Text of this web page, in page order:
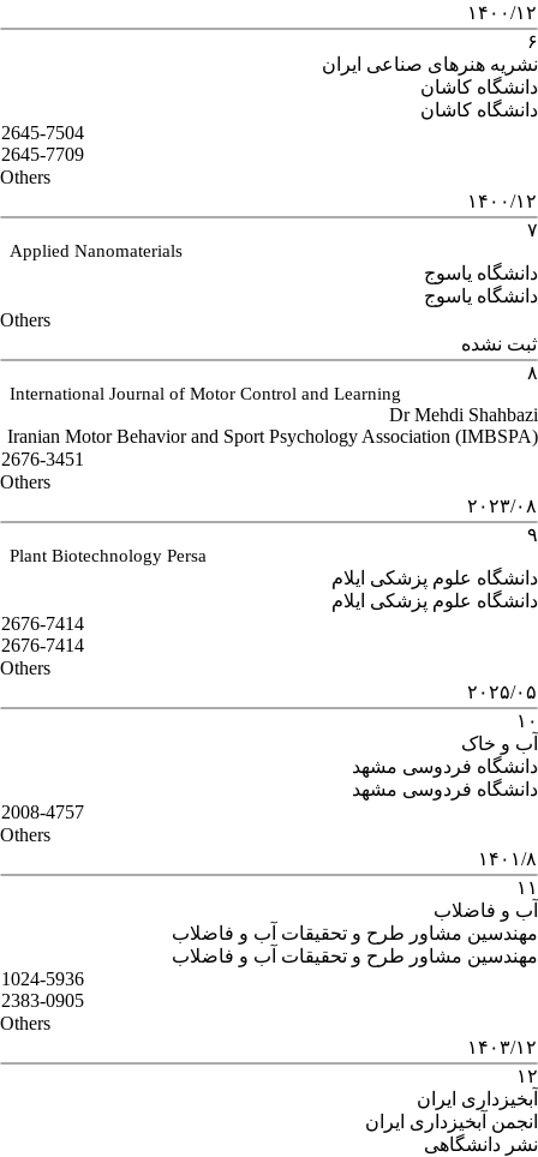
۱۴۰۰/۱۲
۶
نشریه هنرهای صناعی ایران
دانشگاه کاشان
دانشگاه کاشان
2645-7504
2645-7709
Others
۱۴۰۰/۱۲
۷
Applied Nanomaterials
دانشگاه یاسوج
دانشگاه یاسوج
Others
ثبت نشده
۸
International Journal of Motor Control and Learning
Dr Mehdi Shahbazi
Iranian Motor Behavior and Sport Psychology Association (IMBSPA)
2676-3451
Others
۲۰۲۳/۰۸
۹
Plant Biotechnology Persa
دانشگاه علوم پزشکی ایلام
دانشگاه علوم پزشکی ایلام
2676-7414
2676-7414
Others
۲۰۲۵/۰۵
۱۰
آب و خاک
دانشگاه فردوسی مشهد
دانشگاه فردوسی مشهد
2008-4757
Others
۱۴۰۱/۸
۱۱
آب و فاضلاب
مهندسین مشاور طرح و تحقیقات آب و فاضلاب
مهندسین مشاور طرح و تحقیقات آب و فاضلاب
1024-5936
2383-0905
Others
۱۴۰۳/۱۲
۱۲
آبخیزداری ایران
انجمن آبخیزداری ایران
نشر دانشگاهی